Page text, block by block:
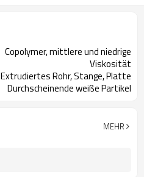
Copolymer, mittlere und niedrige
Viskosität
Extrudiertes Rohr, Stange, Platte
Durchscheinende weiße Partikel
MEHR